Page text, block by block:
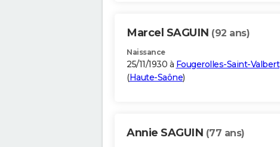
Marcel SAGUIN (92 ans)
Naissance
25/11/1930 à Fougerolles-Saint-Valbert
(Haute-Saône)
Annie SAGUIN (77 ans)